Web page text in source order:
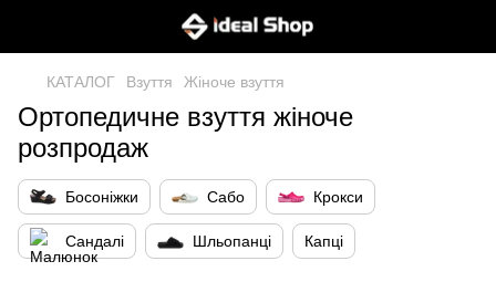
КАТАЛОГ Взуття Жіноче взуття
Ортопедичне взуття жіноче
розпродаж
Босоніжки Сабо Крокси
Сандалі Шльопанці Капці